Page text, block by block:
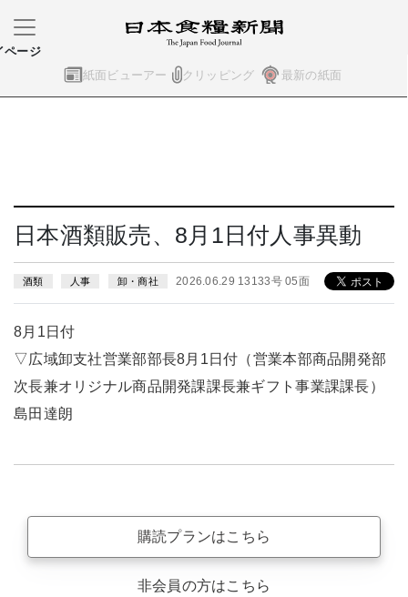
紙面ビューアー クリッピング 最新の紙面
ページ
日本酒類販売、8月1日付人事異動
酒類 人事 卸・商社 2026.06.29 13133号 05面
8月1日付
▽広域卸支社営業部部長8月1日付（営業本部商品開発部
次長兼オリジナル商品開発課課長兼ギフト事業課課長）
島田達朗
購読プランはこちら
非会員の方はこちら